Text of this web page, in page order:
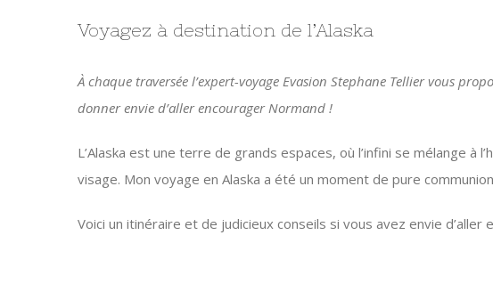
Voyagez à destination de l’Alaska
À chaque traversée l’expert-voyage Evasion Stephane Tellier vous
donner envie d’aller encourager Normand !
L’Alaska est une terre de grands espaces, où l’infini se mélange à
visage. Mon voyage en Alaska a été un moment de pure
Voici un itinéraire et de judicieux conseils si vous avez envie d’aller